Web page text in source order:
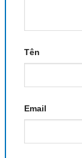
Tên
Email